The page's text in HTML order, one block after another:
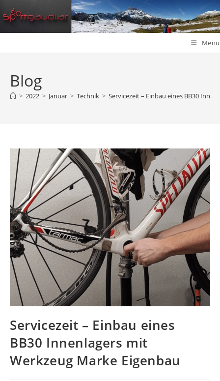
Zum
Inhalt
Menü
Blog
> 2022 > Januar > Technik > Servicezeit – Einbau eines BB30
Servicezeit – Einbau eines
BB30 Innenlagers mit
Werkzeug Marke Eigenbau